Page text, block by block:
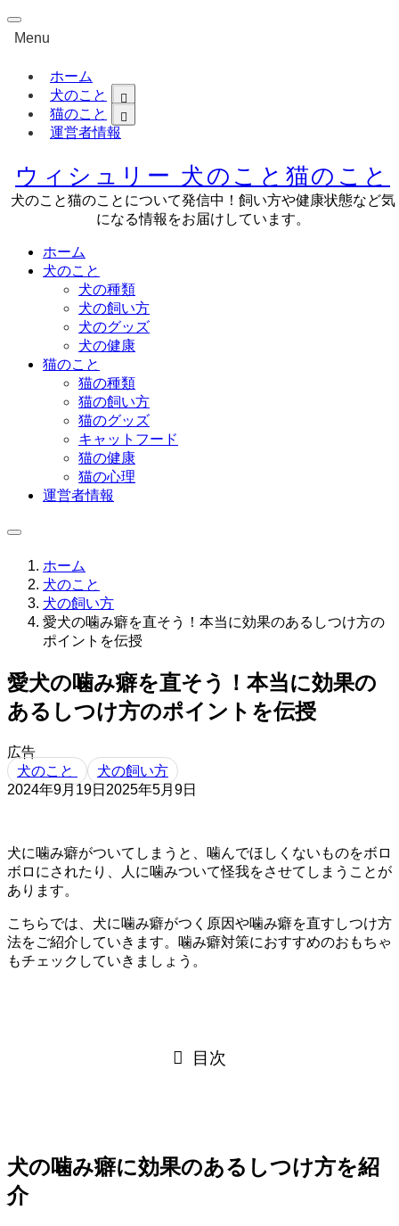
Menu
ホーム
犬のこと
猫のこと
運営者情報
ウィシュリー 犬のこと猫のこと
犬のこと猫のことについて発信中！飼い方や健康状態など気
になる情報をお届けしています。
ホーム
犬のこと
犬の種類
犬の飼い方
犬のグッズ
犬の健康
猫のこと
猫の種類
猫の飼い方
猫のグッズ
キャットフード
猫の健康
猫の心理
運営者情報
ホーム
犬のこと
犬の飼い方
愛犬の噛み癖を直そう！本当に効果のあるしつけ方の
ポイントを伝授
愛犬の噛み癖を直そう！本当に効果の
あるしつけ方のポイントを伝授
広告
犬のこと
犬の飼い方
2024年9月19日2025年5月9日
犬に噛み癖がついてしまうと、噛んでほしくないものをボロ
ボロにされたり、人に噛みついて怪我をさせてしまうことが
あります。
こちらでは、犬に噛み癖がつく原因や噛み癖を直すしつけ方
法をご紹介していきます。噛み癖対策におすすめのおもちゃ
もチェックしていきましょう。
目次
犬の噛み癖に効果のあるしつけ方を紹
介